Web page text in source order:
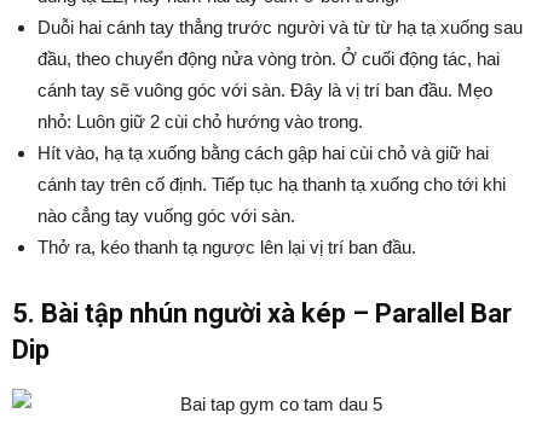
Duỗi hai cánh tay thẳng trước người và từ từ hạ tạ xuống sau
đầu, theo chuyển động nửa vòng tròn. Ở cuối động tác, hai
cánh tay sẽ vuông góc với sàn. Đây là vị trí ban đầu. Mẹo
nhỏ: Luôn giữ 2 cùi chỏ hướng vào trong.
Hít vào, hạ tạ xuống bằng cách gập hai cùi chỏ và giữ hai
cánh tay trên cố định. Tiếp tục hạ thanh tạ xuống cho tới khi
nào cẳng tay vuống góc với sàn.
Thở ra, kéo thanh tạ ngược lên lại vị trí ban đầu.
5. Bài tập nhún người xà kép – Parallel Bar
Dip